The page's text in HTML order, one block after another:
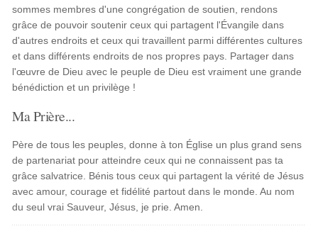
sommes membres d'une congrégation de soutien, rendons
grâce de pouvoir soutenir ceux qui partagent l'Évangile dans
d'autres endroits et ceux qui travaillent parmi différentes cultures
et dans différents endroits de nos propres pays. Partager dans
l'œuvre de Dieu avec le peuple de Dieu est vraiment une grande
bénédiction et un privilège !
Ma Prière...
Père de tous les peuples, donne à ton Église un plus grand sens
de partenariat pour atteindre ceux qui ne connaissent pas ta
grâce salvatrice. Bénis tous ceux qui partagent la vérité de Jésus
avec amour, courage et fidélité partout dans le monde. Au nom
du seul vrai Sauveur, Jésus, je prie. Amen.